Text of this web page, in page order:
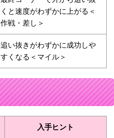
くと速度がわずかに上がる＜
作戦・差し＞
追い抜きがわずかに成功しや
すくなる＜マイル＞
入手ヒント